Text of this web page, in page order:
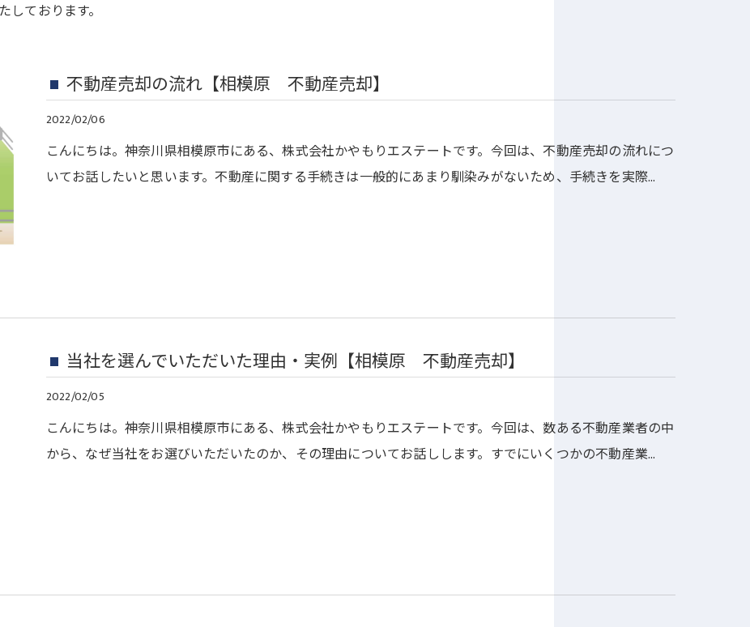
ております。
不動産売却の流れ【相模原 不動産売却】
2022/02/06
こんにちは。神奈川県相模原市にある、株式会社かやもりエステートです。今回は、不動産売却の流れにつ
いてお話したいと思います。不動産に関する手続きは一般的にあまり馴染みがないため、手続きを実際…
当社を選んでいただいた理由・実例【相模原 不動産売却】
2022/02/05
こんにちは。神奈川県相模原市にある、株式会社かやもりエステートです。今回は、数ある不動産業者の中
から、なぜ当社をお選びいただいたのか、その理由についてお話しします。すでにいくつかの不動産業…